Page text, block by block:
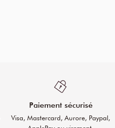
Paiement sécurisé
Visa, Mastercard, Aurore, Paypal,